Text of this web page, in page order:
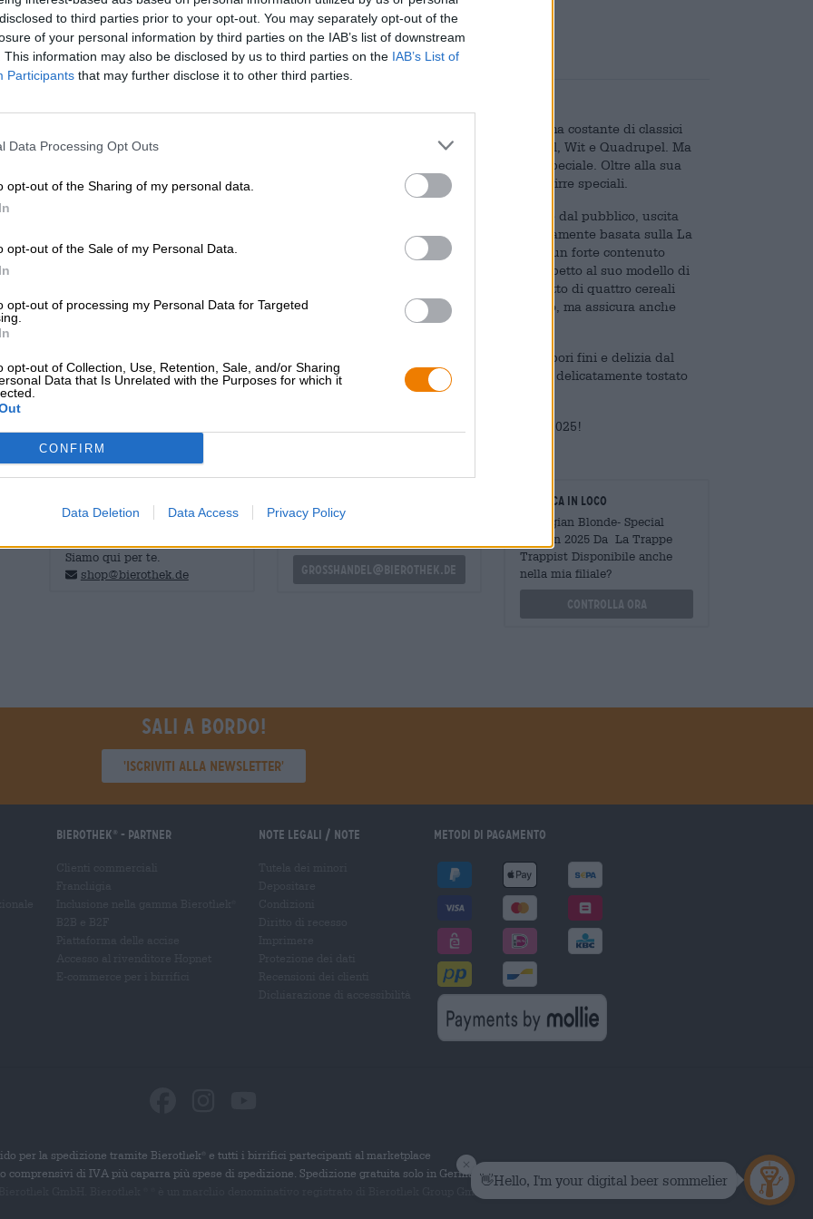
to third parties prior to your opt-out. You may separately opt-out of the
of your personal information by third parties on the IAB’s list of downstream
This information may also be disclosed by us to third parties on the IAB’s List of
Participants that may further disclose it to other third parties.
Data Processing Opt Outs
opt-out of the Sharing of my personal data.
opt-out of the Sale of my Personal Data.
opt-out of processing my Personal Data for Targeted
opt-out of Collection, Use, Retention, Sale, and/or Sharing
Data that Is Unrelated with the Purposes for which it
CONFIRM
Data Deletion Data Access Privacy Policy
* I prezzi sono comprensivi di accisa
Descrizione Informazioni Recensioni(0)
Da oltre 100 anni, il tradizionale birrificio olandese La Trappe produce una gamma costante di classici
belgi genuini. Nel sacro silenzio, la squadra produce classici come Tripel, Dubbel, Wit e Quadrupel. Ma
questo non significa che ogni tanto nel birrificio non accada qualcosa di molto speciale. Oltre alla sua
gamma principale, il birrificio ci fornisce regolarmente prelibatezze stagionali e birre speciali.
Una di queste birre in edizione limitata è un omaggio a una delle birre più amate dal pubblico, uscita
dalla penna di La Trappe: la Belgian Blonde nell’edizione speciale 2025, stilisticamente basata sulla La
Trappe Blonde, e porta il pluripremiato ragazzo d’oro a un livello superiore. Con un forte contenuto
alcolico del 7,0%, questa edizione speciale offre nel bicchiere qualcosa in più rispetto al suo modello di
riferimento, e anche l’elenco degli ingredienti è un po’ più sofisticato: un quartetto di quattro cereali
diversi non solo conferisce alla bevanda il suo meraviglioso colore dorato intenso, ma assicura anche
Questa specialità color rame è sormontata da un cappello di schiuma cremosa a pori fini e delizia dal
primo all’ultimo sorso con intensi aromi di banana matura, lievito speziato, malto delicatamente tostato
e luppoli delicati. L’alcol è sapientemente integrato nel gioco degli aromi.
Se ti piace La Trappes Blonde, adorerai la loro Belgian Blonde – Special Edition 2025!
BIRRA
Siamo qui per te.
shop@bierothek.de
Du willst größere Mengen
grosshandel@bierothek.de
Verifica in loco
È Belgian Blonde- Special
Edition 2025 Da La Trappe
Trappist Disponibile anche
nella mia filiale?
Controlla ora
Sali a bordo!
'Iscriviti alla newsletter'
Bierothek - Partner Note legali / Note Metodi di pagamento
per la spedizione tramite Bierothek
e tutti i birrifici partecipanti al marketplace
comprensivi di IVA più caparra più spese di spedizione. Spedizione gratuita solo in Germania.
marchio denominativo registrato di Bierothek Group GmbH. Tutti i diritti riservati.